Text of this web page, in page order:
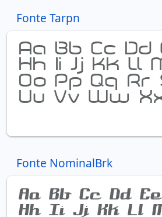
Fonte Tarpn
Fonte NominalBrk